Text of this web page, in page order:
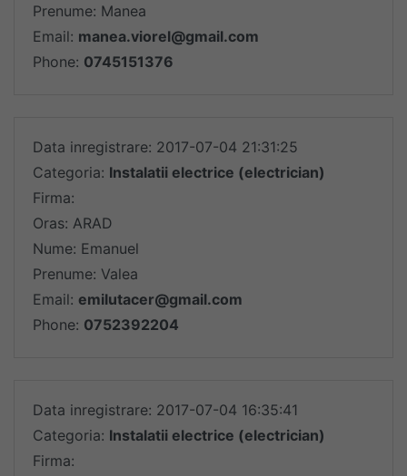
Prenume: Manea
Email: manea.viorel@gmail.com
Phone: 0745151376
Data inregistrare: 2017-07-04 21:31:25
Categoria: Instalatii electrice (electrician)
Firma:
Oras: ARAD
Nume: Emanuel
Prenume: Valea
Email: emilutacer@gmail.com
Phone: 0752392204
Data inregistrare: 2017-07-04 16:35:41
Categoria: Instalatii electrice (electrician)
Firma: